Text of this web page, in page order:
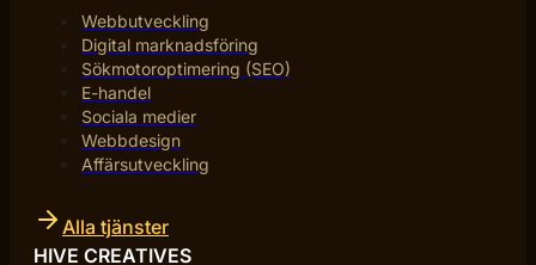
Webbutveckling
Digital marknadsföring
Sökmotoroptimering (SEO)
E-handel
Sociala medier
Webbdesign
Affärsutveckling
Alla tjänster
HIVE CREATIVES